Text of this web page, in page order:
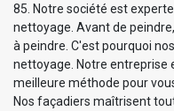
85. Notre société est
nettoyage. Avant de
à peindre. C'est pourquoi
nettoyage. Notre entreprise
meilleure méthode pour
Nos façadiers maîtrisent